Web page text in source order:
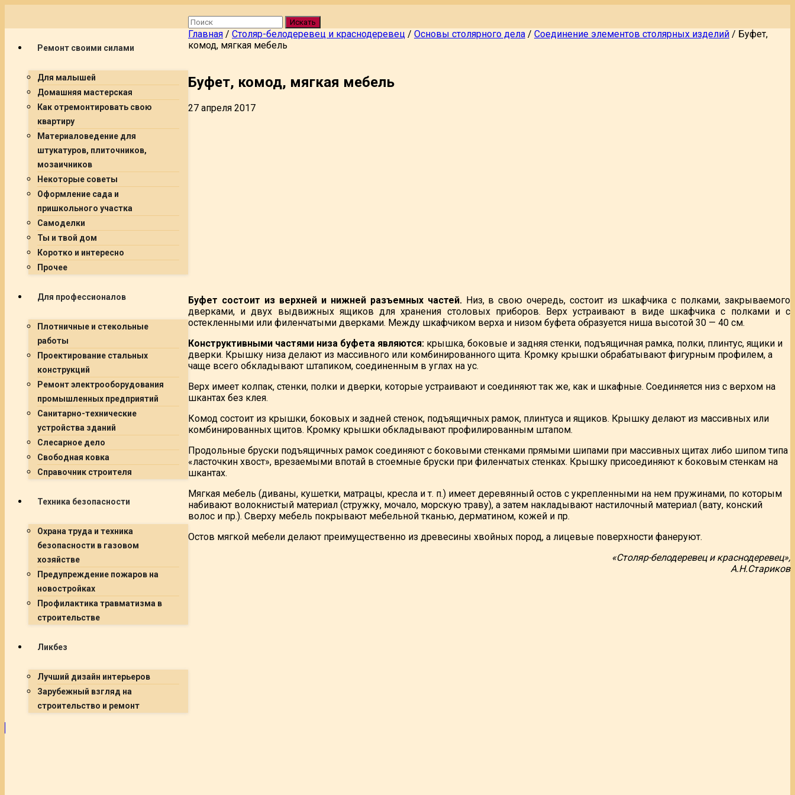
Ремонт своими силами
Для малышей
Домашняя мастерская
Как отремонтировать свою
квартиру
Материаловедение для
штукатуров, плиточников,
мозаичников
Некоторые советы
Оформление сада и
пришкольного участка
Самоделки
Ты и твой дом
Коротко и интересно
Прочее
Для профессионалов
Плотничные и стекольные
работы
Проектирование стальных
конструкций
Ремонт электрооборудования
промышленных предприятий
Санитарно-технические
устройства зданий
Слесарное дело
Свободная ковка
Справочник строителя
Техника безопасности
Охрана труда и техника
безопасности в газовом
хозяйстве
Предупреждение пожаров на
новостройках
Профилактика травматизма в
строительстве
Ликбез
Лучший дизайн интерьеров
Зарубежный взгляд на
строительство и ремонт
Искать
Главная / Столяр-белодеревец и краснодеревец / Основы столярного дела / Соединение элементов столярных изделий / Буфет,
комод, мягкая мебель
Буфет, комод, мягкая мебель
27 апреля 2017
Буфет состоит из верхней и нижней разъемных частей.Низ, в свою очередь, состоит из шкафчика с полками, закрываемого
дверками, и двух выдвижных ящиков для хранения столовых приборов. Верх устраивают в виде шкафчика с полками и с
остекленными или филенчатыми дверками. Между шкафчиком верха и низом буфета образуется ниша высотой 30 — 40 см.
Конструктивными частями низа буфета являются: крышка, боковые и задняя стенки, подъящичная рамка, полки, плинтус, ящики и
дверки. Крышку низа делают из массивного или комбинированного щита. Кромку крышки обрабатывают фигурным профилем, а
чаще всего обкладывают штапиком, соединенным в углах на ус.
Верх имеет колпак, стенки, полки и дверки, которые устраивают и соединяют так же, как и шкафные. Соединяется низ с верхом на
шкантах без клея.
Комод состоит из крышки, боковых и задней стенок, подъящичных рамок, плинтуса и ящиков. Крышку делают из массивных или
комбинированных щитов. Кромку крышки обкладывают профилированным штапом.
Продольные бруски подъящичных рамок соединяют с боковыми стенками прямыми шипами при массивных щитах либо шипом типа
«ласточкин хвост», врезаемыми впотай в стоемные бруски при филенчатых стенках. Крышку присоединяют к боковым стенкам на
шкантах.
Мягкая мебель (диваны, кушетки, матрацы, кресла и т. п.) имеет деревянный остов с укрепленными на нем пружинами, по которым
набивают волокнистый материал (стружку, мочало, морскую траву), а затем накладывают настилочный материал (вату, конский
волос и пр.). Сверху мебель покрывают мебельной тканью, дерматином, кожей и пр.
Остов мягкой мебели делают преимущественно из древесины хвойных пород, а лицевые поверхности фанеруют.
«Столяр-белодеревец и краснодеревец»,
А.Н.Стариков